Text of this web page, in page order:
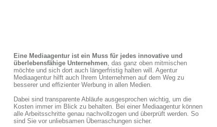
Eine Mediaagentur ist ein Muss für jedes innovative und
überlebensfähige Unternehmen, das ganz oben mitmischen
möchte und sich dort auch längerfristig halten will. Agentur
Mediaagentur hilft auch Ihrem Unternehmen auf dem Weg zu
besserer und effizienter Werbung in allen Medien.
Dabei sind transparente Abläufe ausgesprochen wichtig, um die
Kosten immer im Blick zu behalten. Bei einer Mediaagentur können
alle Arbeitsschritte genau nachvollzogen und überprüft werden. So
sind Sie vor unliebsamen Überraschungen sicher.